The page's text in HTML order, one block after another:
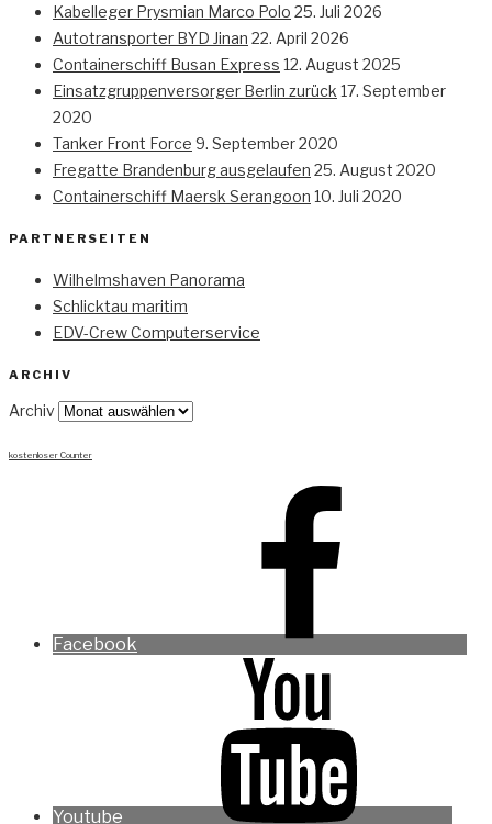
Kabelleger Prysmian Marco Polo 25. Juli 2026
Autotransporter BYD Jinan 22. April 2026
Containerschiff Busan Express 12. August 2025
Einsatzgruppenversorger Berlin zurück 17. September
2020
Tanker Front Force 9. September 2020
Fregatte Brandenburg ausgelaufen 25. August 2020
Containerschiff Maersk Serangoon 10. Juli 2020
PARTNERSEITEN
Wilhelmshaven Panorama
Schlicktau maritim
EDV-Crew Computerservice
ARCHIV
Archiv
kostenloser Counter
Facebook
Youtube